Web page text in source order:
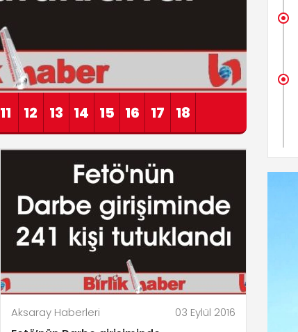
11 12 13 14 15 16 17 18
Aksaray Haberleri
03 Eylül 2016